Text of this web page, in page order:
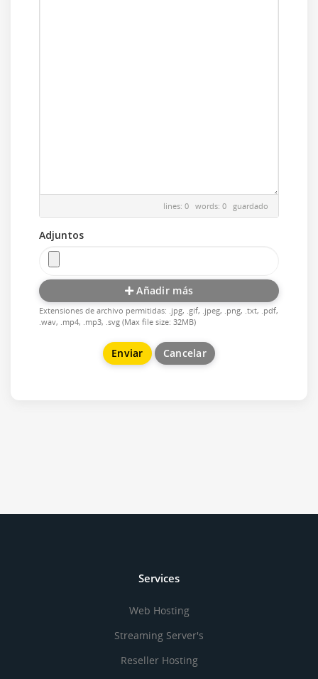
lines: 0 words: 0 guardado
Adjuntos
Añadir más
Extensiones de archivo permitidas: .jpg, .gif, .jpeg, .png, .txt, .pdf,
.wav, .mp4, .mp3, .svg (Max file size: 32MB)
Cancelar
Services
Web Hosting
Streaming Server's
Reseller Hosting